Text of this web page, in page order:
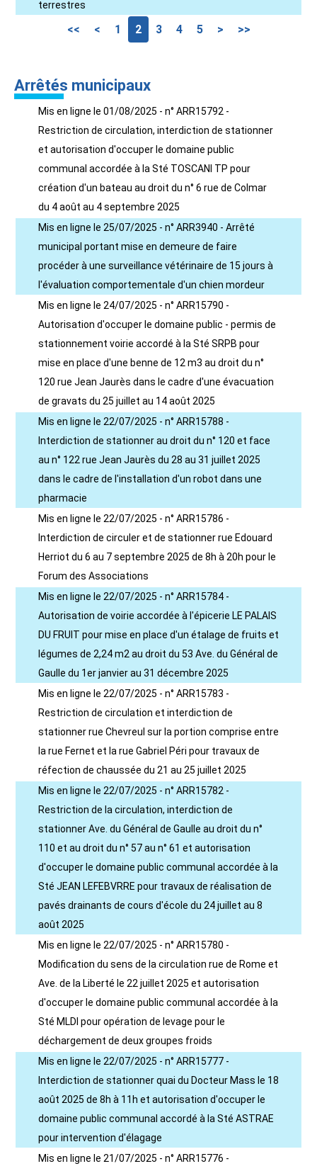
terrestres
<< < 1 2 3 4 5 > >>
Arrêtés municipaux
Mis en ligne le 01/08/2025 - n° ARR15792 -
Restriction de circulation, interdiction de stationner
et autorisation d'occuper le domaine public
communal accordée à la Sté TOSCANI TP pour
création d'un bateau au droit du n° 6 rue de Colmar
du 4 août au 4 septembre 2025
Mis en ligne le 25/07/2025 - n° ARR3940 - Arrêté
municipal portant mise en demeure de faire
procéder à une surveillance vétérinaire de 15 jours à
l'évaluation comportementale d'un chien mordeur
Mis en ligne le 24/07/2025 - n° ARR15790 -
Autorisation d'occuper le domaine public - permis de
stationnement voirie accordé à la Sté SRPB pour
mise en place d'une benne de 12 m3 au droit du n°
120 rue Jean Jaurès dans le cadre d'une évacuation
de gravats du 25 juillet au 14 août 2025
Mis en ligne le 22/07/2025 - n° ARR15788 -
Interdiction de stationner au droit du n° 120 et face
au n° 122 rue Jean Jaurès du 28 au 31 juillet 2025
dans le cadre de l'installation d'un robot dans une
pharmacie
Mis en ligne le 22/07/2025 - n° ARR15786 -
Interdiction de circuler et de stationner rue Edouard
Herriot du 6 au 7 septembre 2025 de 8h à 20h pour le
Forum des Associations
Mis en ligne le 22/07/2025 - n° ARR15784 -
Autorisation de voirie accordée à l'épicerie LE PALAIS
DU FRUIT pour mise en place d'un étalage de fruits et
légumes de 2,24 m2 au droit du 53 Ave. du Général de
Gaulle du 1er janvier au 31 décembre 2025
Mis en ligne le 22/07/2025 - n° ARR15783 -
Restriction de circulation et interdiction de
stationner rue Chevreul sur la portion comprise entre
la rue Fernet et la rue Gabriel Péri pour travaux de
réfection de chaussée du 21 au 25 juillet 2025
Mis en ligne le 22/07/2025 - n° ARR15782 -
Restriction de la circulation, interdiction de
stationner Ave. du Général de Gaulle au droit du n°
110 et au droit du n° 57 au n° 61 et autorisation
d'occuper le domaine public communal accordée à la
Sté JEAN LEFEBVRRE pour travaux de réalisation de
pavés drainants de cours d'école du 24 juillet au 8
août 2025
Mis en ligne le 22/07/2025 - n° ARR15780 -
Modification du sens de la circulation rue de Rome et
Ave. de la Liberté le 22 juillet 2025 et autorisation
d'occuper le domaine public communal accordée à la
Sté MLDI pour opération de levage pour le
déchargement de deux groupes froids
Mis en ligne le 22/07/2025 - n° ARR15777 -
Interdiction de stationner quai du Docteur Mass le 18
août 2025 de 8h à 11h et autorisation d'occuper le
domaine public communal accordé à la Sté ASTRAE
pour intervention d'élagage
Mis en ligne le 21/07/2025 - n° ARR15776 -